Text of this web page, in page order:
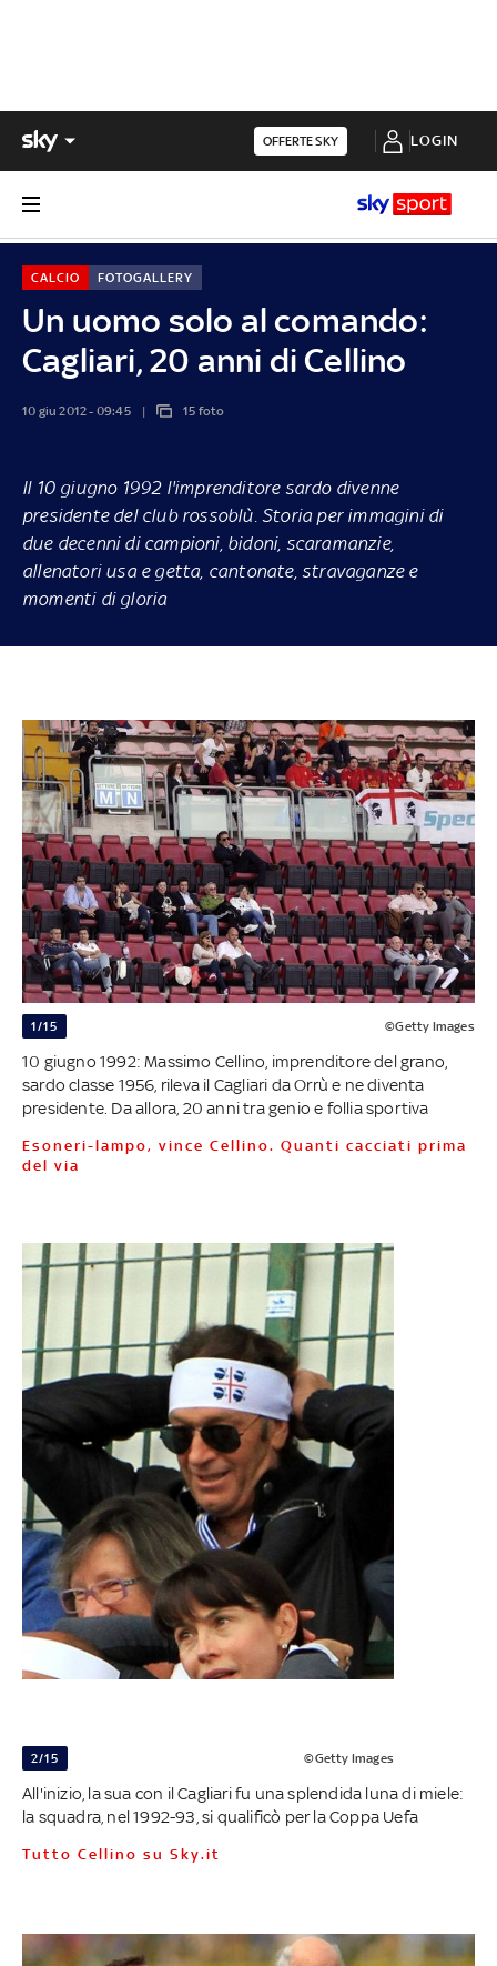
OFFERTE SKY LOGIN
Un uomo solo al comando:
Cagliari, 20 anni di Cellino
CALCIO FOTOGALLERY
10 giu 2012 - 09:45 15 foto
Il 10 giugno 1992 l'imprenditore sardo divenne
presidente del club rossoblù. Storia per immagini di
due decenni di campioni, bidoni, scaramanzie,
allenatori usa e getta, cantonate, stravaganze e
momenti di gloria
1/15 ©Getty Images
10 giugno 1992: Massimo Cellino, imprenditore del grano,
sardo classe 1956, rileva il Cagliari da Orrù e ne diventa
presidente. Da allora, 20 anni tra genio e follia sportiva
Esoneri-lampo, vince Cellino. Quanti cacciati prima
del via
2/15 ©Getty Images
All'inizio, la sua con il Cagliari fu una splendida luna di miele:
la squadra, nel 1992-93, si qualificò per la Coppa Uefa
Tutto Cellino su Sky.it